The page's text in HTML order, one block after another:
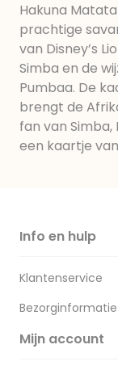
Hakuna
prachtige
van Disney’s
Simba en de
Pumbaa. De
brengt de
fan van
een kaartje van
Info en hulp
Klantenservice
Bezorginformatie
Mijn account